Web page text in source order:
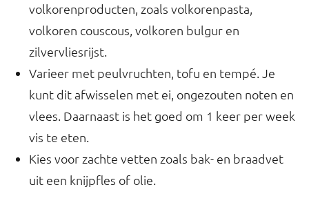
volkorenproducten, zoals volkorenpasta,
volkoren couscous, volkoren bulgur en
zilvervliesrijst.
Varieer met peulvruchten, tofu en tempé. Je
kunt dit afwisselen met ei, ongezouten noten en
vlees. Daarnaast is het goed om 1 keer per week
vis te eten.
Kies voor zachte vetten zoals bak- en braadvet
uit een knijpfles of olie.